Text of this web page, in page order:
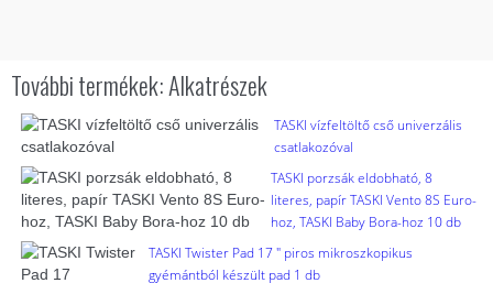
További termékek: Alkatrészek
TASKI vízfeltöltő cső univerzális
csatlakozóval
TASKI porzsák eldobható, 8
literes, papír TASKI Vento 8S Euro-
hoz, TASKI Baby Bora-hoz 10 db
TASKI Twister Pad 17 " piros mikroszkopikus
gyémántból készült pad 1 db